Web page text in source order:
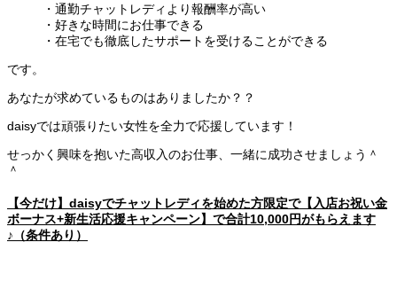
・通勤チャットレディより報酬率が高い
・好きな時間にお仕事できる
・在宅でも徹底したサポートを受けることができる
です。
あなたが求めているものはありましたか？？
daisyでは頑張りたい女性を全力で応援しています！
せっかく興味を抱いた高収入のお仕事、一緒に成功させましょう＾
＾
【今だけ】daisyでチャットレディを始めた方限定で【入店お祝い金
ボーナス+新生活応援キャンペーン】で合計10,000円がもらえます
♪（条件あり）